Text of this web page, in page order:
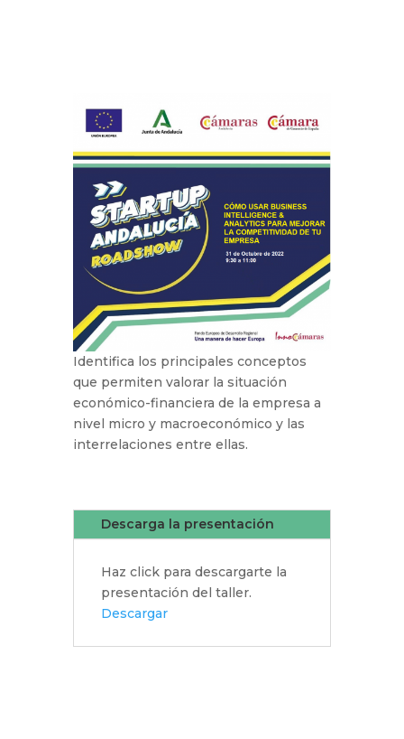
Identifica los principales conceptos
que permiten valorar la situación
económico-financiera de la empresa a
nivel micro y macroeconómico y las
interrelaciones entre ellas.
Descarga la presentación
Haz click para descargarte la
presentación del taller.
Descargar